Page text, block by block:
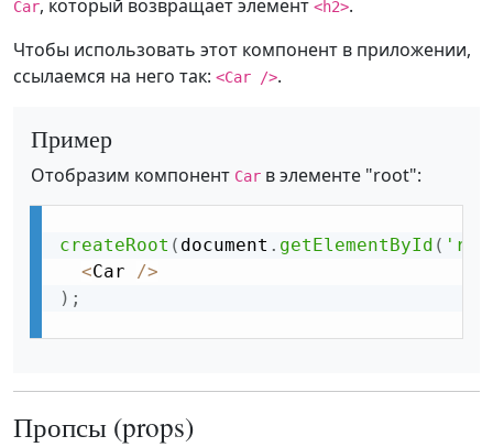
Car, который возвращает элемент <h2>.
Чтобы использовать этот компонент в приложении,
ссылаемся на него так: <Car />.
Пример
Отобразим компонент Car в элементе "root":
createRoot ( document . getElementById (
<Car />
) ;
Пропсы (props)